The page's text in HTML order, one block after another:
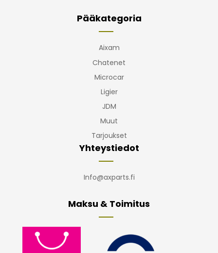
Pääkategoria
Aixam
Chatenet
Microcar
Ligier
JDM
Muut
Tarjoukset
Yhteystiedot
Info@axparts.fi
Maksu & Toimitus